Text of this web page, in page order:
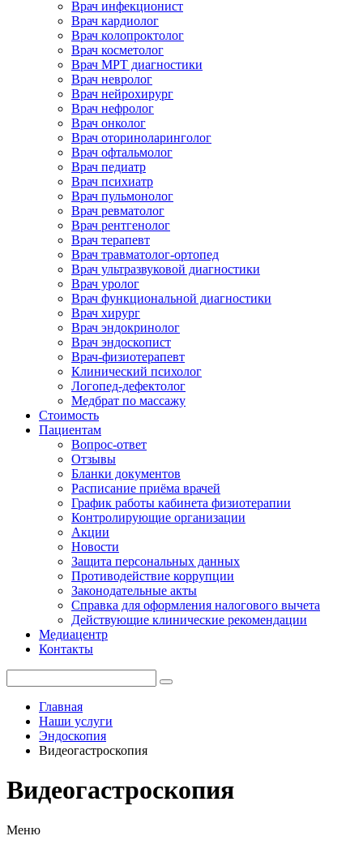
Врач инфекционист
Врач кардиолог
Врач колопроктолог
Врач косметолог
Врач МРТ диагностики
Врач невролог
Врач нейрохирург
Врач нефролог
Врач онколог
Врач оториноларинголог
Врач офтальмолог
Врач педиатр
Врач психиатр
Врач пульмонолог
Врач ревматолог
Врач рентгенолог
Врач терапевт
Врач травматолог-ортопед
Врач ультразвуковой диагностики
Врач уролог
Врач функциональной диагностики
Врач хирург
Врач эндокринолог
Врач эндоскопист
Врач-физиотерапевт
Клинический психолог
Логопед-дефектолог
Медбрат по массажу
Стоимость
Пациентам
Вопрос-ответ
Отзывы
Бланки документов
Расписание приёма врачей
График работы кабинета физиотерапии
Контролирующие организации
Акции
Новости
Защита персональных данных
Противодействие коррупции
Законодательные акты
Справка для оформления налогового вычета
Действующие клинические рекомендации
Медиацентр
Контакты
Главная
Наши услуги
Эндоскопия
Видеогастроскопия
Видеогастроскопия
Меню